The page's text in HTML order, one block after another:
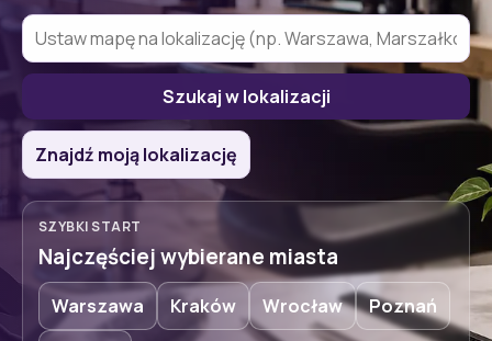
Szukaj w lokalizacji
Znajdź moją lokalizację
SZYBKI START
Najczęściej wybierane miasta
Warszawa Kraków Wrocław
Poznań